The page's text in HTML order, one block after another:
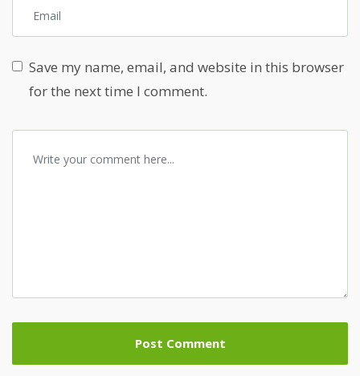
Save my name, email, and website in this browser
for the next time I comment.